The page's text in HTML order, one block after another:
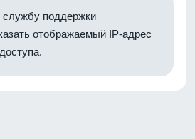
поддержки
отображаемый IP-адрес